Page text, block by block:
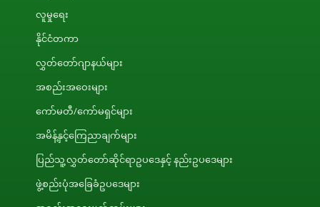
လူမှုရေး
နိုင်ငံတကာ
လွှတ်တော်ဂျာနယ်များ
အစည်းအဝေးများ
ကော်မတီ/ကော်မရှင်များ
အမိန့်နှင့်ကြေညာချက်များ
ပြည်သူ့လွှတ်တော်ဆိုင်ရာဥပဒေနှင့် နည်းဥပဒေများ
ဖွဲ့စည်းပုံအခြေခံဥပဒေများ